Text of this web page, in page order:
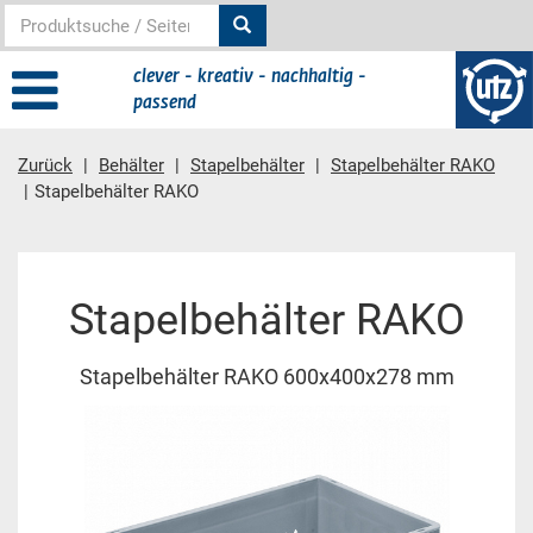
clever - kreativ - nachhaltig -
passend
Zurück Behälter Stapelbehälter
Stapelbehälter RAKO
Stapelbehälter RAKO
Stapelbehälter RAKO
Stapelbehälter RAKO 600x400x278 mm